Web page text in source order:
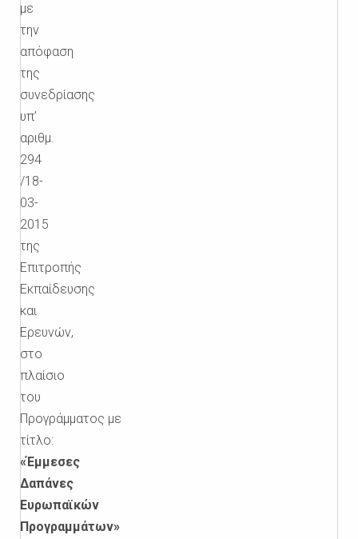
με
την
απόφαση
της
συνεδρίασης
υπ’
αριθμ.
294
/18-
03-
2015
της
Επιτροπής
Εκπαίδευσης
και
Ερευνών,
στο
πλαίσιο
του
Προγράμματος με
τίτλο:
«Έμμεσες
Δαπάνες
Ευρωπαϊκών
Προγραμμάτων»